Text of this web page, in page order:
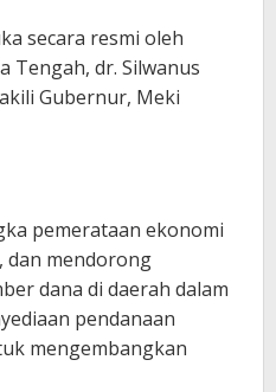
secara resmi oleh
Tengah, dr. Silwanus
Gubernur, Meki
pemerataan ekonomi
dan mendorong
dana di daerah dalam
pendanaan
mengembangkan